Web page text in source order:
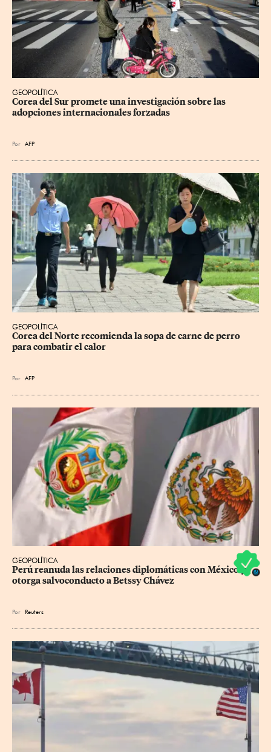
GEOPOLÍTICA
Corea del Sur promete una investigación sobre las
adopciones internacionales forzadas
Por AFP
GEOPOLÍTICA
Corea del Norte recomienda la sopa de carne de perro
para combatir el calor
Por AFP
GEOPOLÍTICA
Perú reanuda las relaciones diplomáticas con México y
otorga salvoconducto a Betssy Chávez
Por Reuters